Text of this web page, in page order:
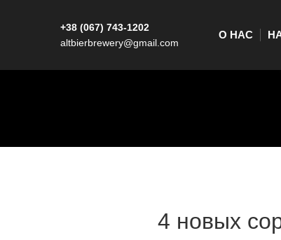
+38 (067) 743-1202
altbierbrewery@gmail.com
О НАС
4 новых